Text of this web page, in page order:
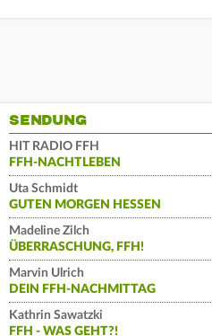
SENDUNG
HIT RADIO FFH
FFH-NACHTLEBEN
Uta Schmidt
GUTEN MORGEN HESSEN
Madeline Zilch
ÜBERRASCHUNG, FFH!
Marvin Ulrich
DEIN FFH-NACHMITTAG
Kathrin Sawatzki
FFH - WAS GEHT?!